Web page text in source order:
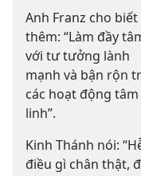
Anh Franz cho biết
thêm: “Làm đầy
với tư tưởng lành
mạnh và bận rộn
các hoạt động tâm
linh”.
Kinh Thánh nói:
điều gì chân thật,